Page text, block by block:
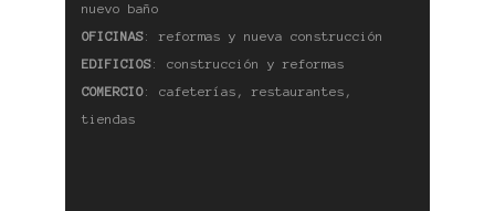
nuevo baño
OFICINAS: reformas y nueva construcción
EDIFICIOS: construcción y reformas
COMERCIO: cafeterías, restaurantes,
tiendas